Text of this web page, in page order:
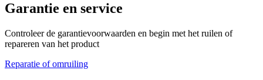
Garantie en service
Controleer de garantievoorwaarden en begin met het ruilen of
repareren van het product
Reparatie of omruiling